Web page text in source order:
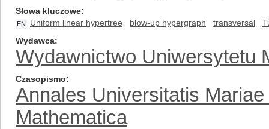
Słowa kluczowe
EN Uniform linear hypertree blow-up hypergraph transversal
Wydawca
Wydawnictwo Uniwersytetu
Czasopismo
Annales Universitatis
Mathematica